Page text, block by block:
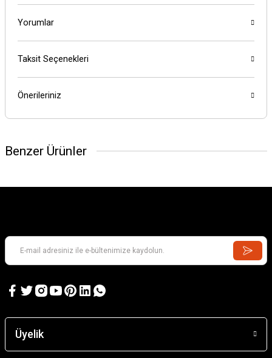
Yorumlar
Taksit Seçenekleri
Önerileriniz
Benzer Ürünler
Üyelik